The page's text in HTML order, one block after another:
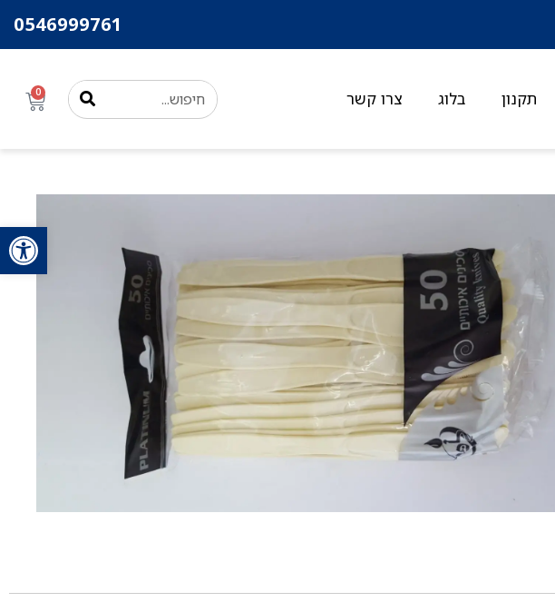
פתח
0546999761
תקנון בלוג צרו קשר 0